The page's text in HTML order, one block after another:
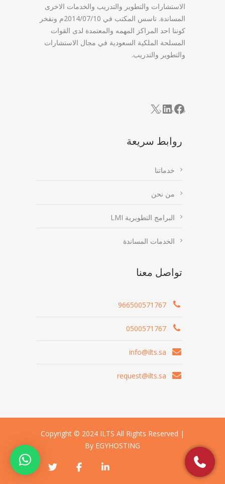
الاستشارات والتطوير والتدريب والخدمات الاخرى
المساندة. تاسس المكتب في 2014/07/10م ونفخر
كوننا احد المراكز المهمه والمعتمدة لدى القوات
المسلحة الملكية السعودية في مجال الاستشارات
والتطوير والتدريب.
Facebook
LinkedIn
X
روابط سريعة
خدماتنا
من نحن
البرامج التطويرية LMI
الخدمات المساندة
تواصل معنا
966500571767
0500571767
info@ilts.sa
request@ilts.sa
Copyright © 2024 ILTS All Rights Reserved |
By EGYHOSTING